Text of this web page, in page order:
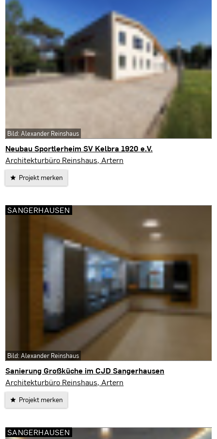
Neubau Sportlerheim SV Kelbra 1920 e.V.
Kelbra
Architekturbüro Reinshaus, Artern
Projekt merken
Bild: Alexander Reinshaus
Sanierung Großküche im CJD Sangerhausen
Sangerhausen
Architekturbüro Reinshaus, Artern
Projekt merken
SANGERHAUSEN
Bild: Alexander Reinshaus
SANGERHAUSEN